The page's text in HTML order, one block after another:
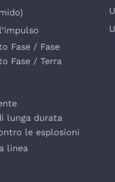
U
U
Fase / Fase
Fase / Terra
lunga durata
le esplosioni
linea